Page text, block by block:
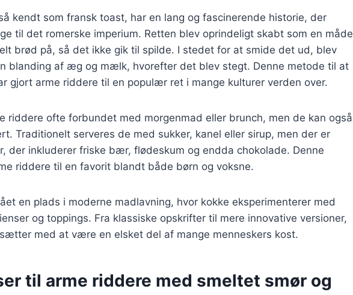
kendt som fransk toast, har en lang og fascinerende historie, der
til det romerske imperium. Retten blev oprindeligt skabt som en måde
brød på, så det ikke gik til spilde. I stedet for at smide det ud, blev
blanding af æg og mælk, hvorefter det blev stegt. Denne metode til at
gjort arme riddere til en populær ret i mange kulturer verden over.
riddere ofte forbundet med morgenmad eller brunch, men de kan også
Traditionelt serveres de med sukker, kanel eller sirup, men der er
der inkluderer friske bær, flødeskum og endda chokolade. Denne
riddere til en favorit blandt både børn og voksne.
en plads i moderne madlavning, hvor kokke eksperimenterer med
og toppings. Fra klassiske opskrifter til mere innovative versioner,
med at være en elsket del af mange menneskers kost.
til arme riddere med smeltet smør og